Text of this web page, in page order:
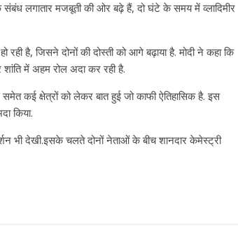
लगातार मजबूती की ओर बढ़े हैं, दो घंटे के समय में व्लादिमीर
रही है, जिसने दोनों की दोस्ती को आगे बढ़ाया है. मोदी ने कहा कि
में अहम रोल अदा कर रही है.
कई क्षेत्रों को लेकर बात हुई जो काफी ऐतिहासिक है. इस
किया.
भी देखी.इसके चलते दोनों नेताओं के बीच शानदार केमेस्ट्री